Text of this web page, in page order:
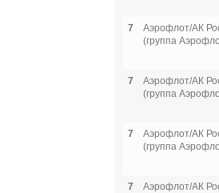
7
Аэрофлот/АК
(группа
7
Аэрофлот/АК
(группа
7
Аэрофлот/АК
(группа
7
Аэрофлот/АК